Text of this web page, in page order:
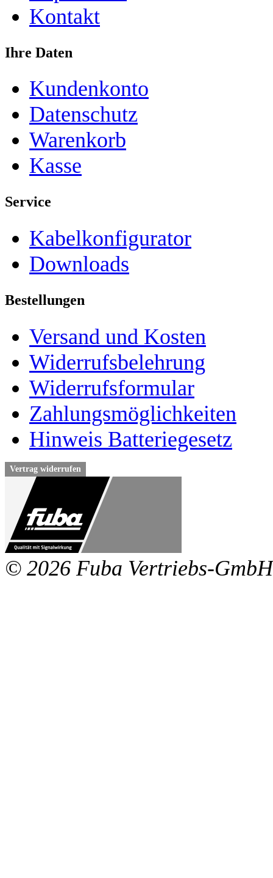
Kontakt
Ihre Daten
Kundenkonto
Datenschutz
Warenkorb
Kasse
Service
Kabelkonfigurator
Downloads
Bestellungen
Versand und Kosten
Widerrufsbelehrung
Widerrufsformular
Zahlungsmöglichkeiten
Hinweis Batteriegesetz
Vertrag widerrufen
© 2026 Fuba Vertriebs-GmbH